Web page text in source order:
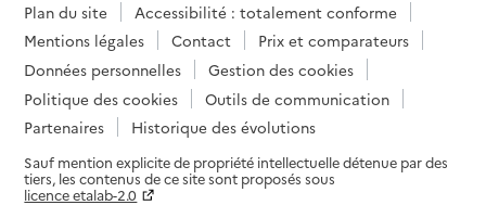
Plan du site
Accessibilité : totalement conforme
Mentions légales
Contact
Prix et comparateurs
Données personnelles
Gestion des cookies
Politique des cookies
Outils de communication
Partenaires
Historique des évolutions
Sauf mention explicite de propriété intellectuelle détenue par des
tiers, les contenus de ce site sont proposés sous
licence etalab-2.0